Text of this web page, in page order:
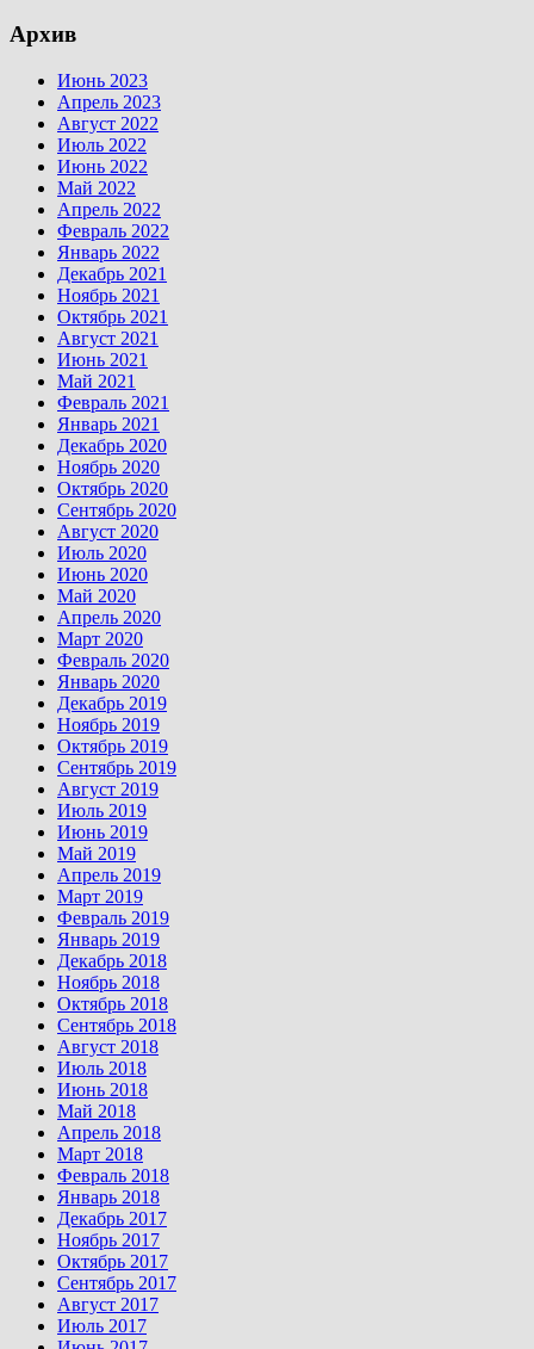
Архив
Июнь 2023
Апрель 2023
Август 2022
Июль 2022
Июнь 2022
Май 2022
Апрель 2022
Февраль 2022
Январь 2022
Декабрь 2021
Ноябрь 2021
Октябрь 2021
Август 2021
Июнь 2021
Май 2021
Февраль 2021
Январь 2021
Декабрь 2020
Ноябрь 2020
Октябрь 2020
Сентябрь 2020
Август 2020
Июль 2020
Июнь 2020
Май 2020
Апрель 2020
Март 2020
Февраль 2020
Январь 2020
Декабрь 2019
Ноябрь 2019
Октябрь 2019
Сентябрь 2019
Август 2019
Июль 2019
Июнь 2019
Май 2019
Апрель 2019
Март 2019
Февраль 2019
Январь 2019
Декабрь 2018
Ноябрь 2018
Октябрь 2018
Сентябрь 2018
Август 2018
Июль 2018
Июнь 2018
Май 2018
Апрель 2018
Март 2018
Февраль 2018
Январь 2018
Декабрь 2017
Ноябрь 2017
Октябрь 2017
Сентябрь 2017
Август 2017
Июль 2017